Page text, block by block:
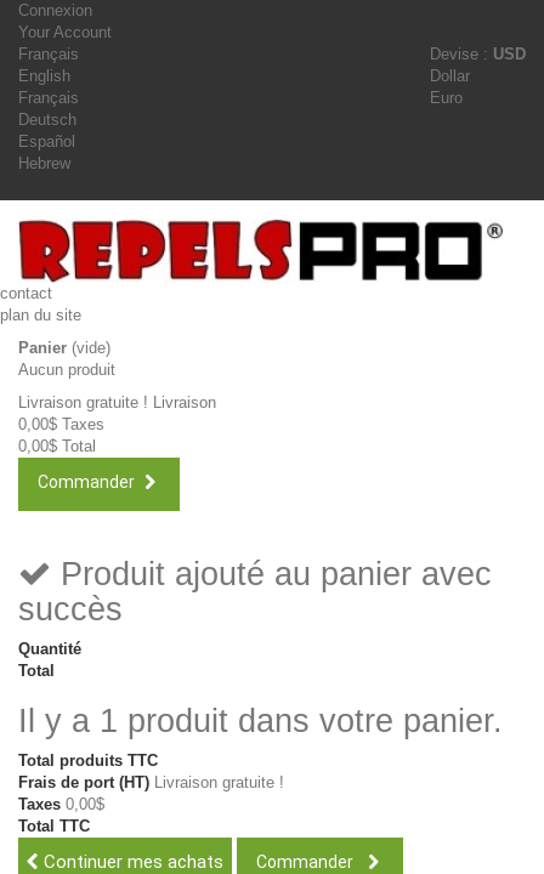
Connexion
Your Account
Devise : USD
Dollar
Euro
Français
English
Français
Deutsch
Español
Hebrew
contact
plan du site
Panier (vide)
Aucun produit
Livraison gratuite ! Livraison
0,00$ Taxes
0,00$ Total
Commander
Produit ajouté au panier avec
succès
Quantité
Total
Il y a 1 produit dans votre panier.
Total produits TTC
Frais de port (HT) Livraison gratuite !
Taxes 0,00$
Total TTC
Continuer mes achats Commander